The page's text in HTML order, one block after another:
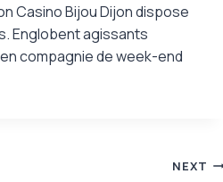
Casino Bijou Dijon dispose
Englobent agissants
compagnie de week-end
NEXT